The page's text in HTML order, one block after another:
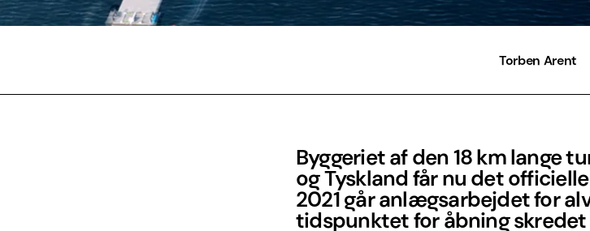
Torben Arent
Byggeriet af den 18 km lange
og Tyskland får nu det
2021 går anlægsarbejdet for
tidspunktet for åbning